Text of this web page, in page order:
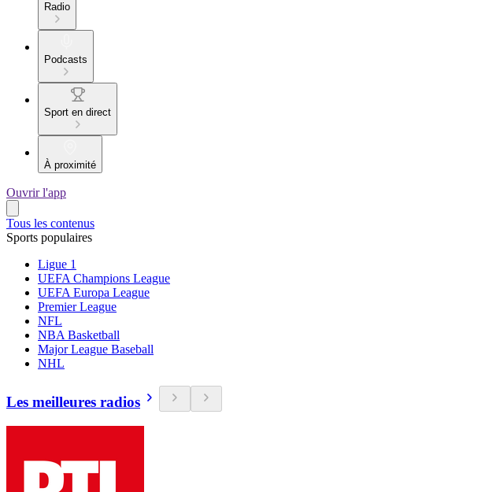
Radio
Podcasts
Sport en direct
À proximité
Ouvrir l'app
Tous les contenus
Sports populaires
Ligue 1
UEFA Champions League
UEFA Europa League
Premier League
NFL
NBA Basketball
Major League Baseball
NHL
Les meilleures radios